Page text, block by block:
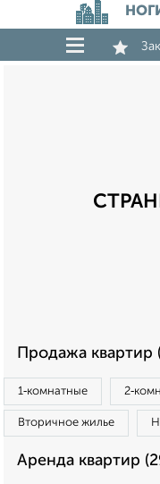
Продажа квартир
1‑комнатные
Вторичное жилье
Аренда квартир